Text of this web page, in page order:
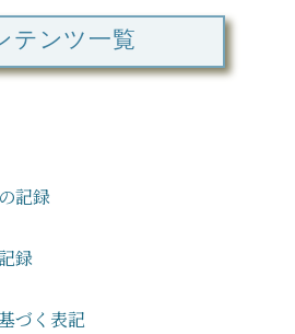
テンツ一覧
記録
録
づく表記